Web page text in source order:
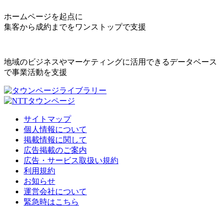
ホームページを起点に
集客から成約までをワンストップで支援
地域のビジネスやマーケティングに活用できるデータベース
で事業活動を支援
サイトマップ
個人情報について
掲載情報に関して
広告掲載のご案内
広告・サービス取扱い規約
利用規約
お知らせ
運営会社について
緊急時はこちら